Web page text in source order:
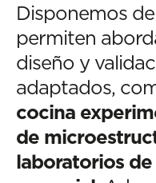
Disponemos
permiten
diseño y
adaptados,
cocina
de
laboratorios